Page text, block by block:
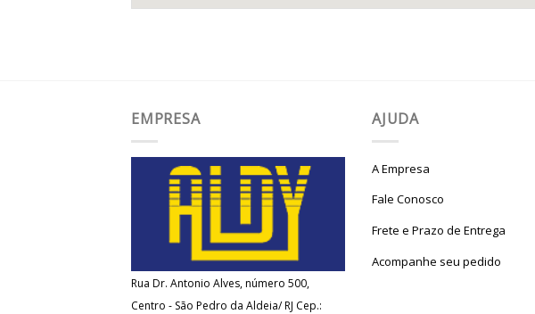
EMPRESA
Rua Dr. Antonio Alves, número 500,
Centro - São Pedro da Aldeia/ RJ Cep.:
AJUDA
A Empresa
Fale Conosco
Frete e Prazo de Entrega
Acompanhe seu pedido